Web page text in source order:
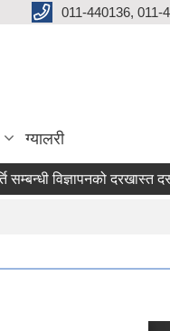
011-440136, 011-
ग्यालरी
सम्बन्धी विज्ञापनको दरखास्त